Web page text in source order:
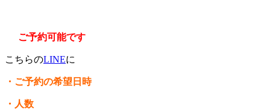
ご予約可能です
こちらのLINEに
・ご予約の希望日時
・人数